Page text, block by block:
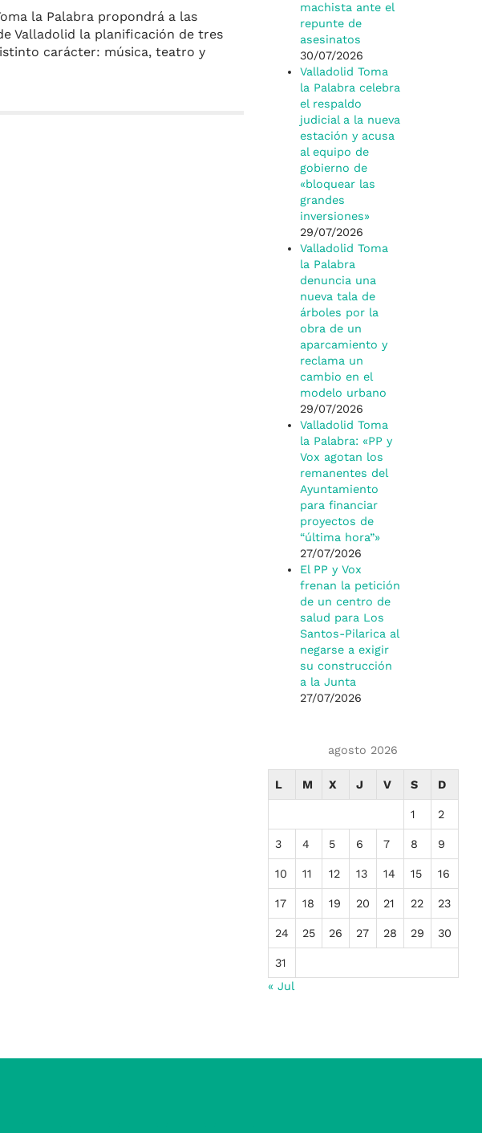
la Palabra propondrá a las
Valladolid la planificación de tres
carácter: música, teatro y
machista ante el
repunte de
asesinatos
30/07/2026
Valladolid Toma
la Palabra celebra
el respaldo
judicial a la nueva
estación y acusa
al equipo de
gobierno de
«bloquear las
grandes
inversiones»
29/07/2026
Valladolid Toma
la Palabra
denuncia una
nueva tala de
árboles por la
obra de un
aparcamiento y
reclama un
cambio en el
modelo urbano
29/07/2026
Valladolid Toma
la Palabra: «PP y
Vox agotan los
remanentes del
Ayuntamiento
para financiar
proyectos de
“última hora”»
27/07/2026
El PP y Vox
frenan la petición
de un centro de
salud para Los
Santos-Pilarica al
negarse a exigir
su construcción
a la Junta
27/07/2026
agosto 2026
L M X J V S D
1 2
3 4 5 6 7 8 9
10 11 12 13 14 15 16
17 18 19 20 21 22 23
24 25 26 27 28 29 30
31
« Jul